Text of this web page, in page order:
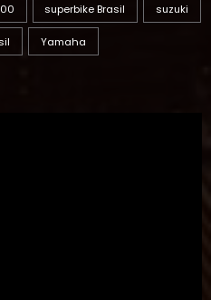
Yamaha